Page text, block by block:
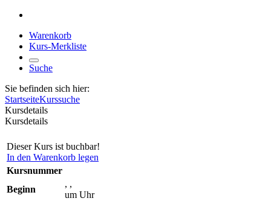
Warenkorb
Kurs-Merkliste
Suche
Sie befinden sich hier:
StartseiteKurssuche
Kursdetails
Kursdetails
Dieser Kurs ist buchbar!
In den Warenkorb legen
Kursnummer
Beginn
, ,
um Uhr